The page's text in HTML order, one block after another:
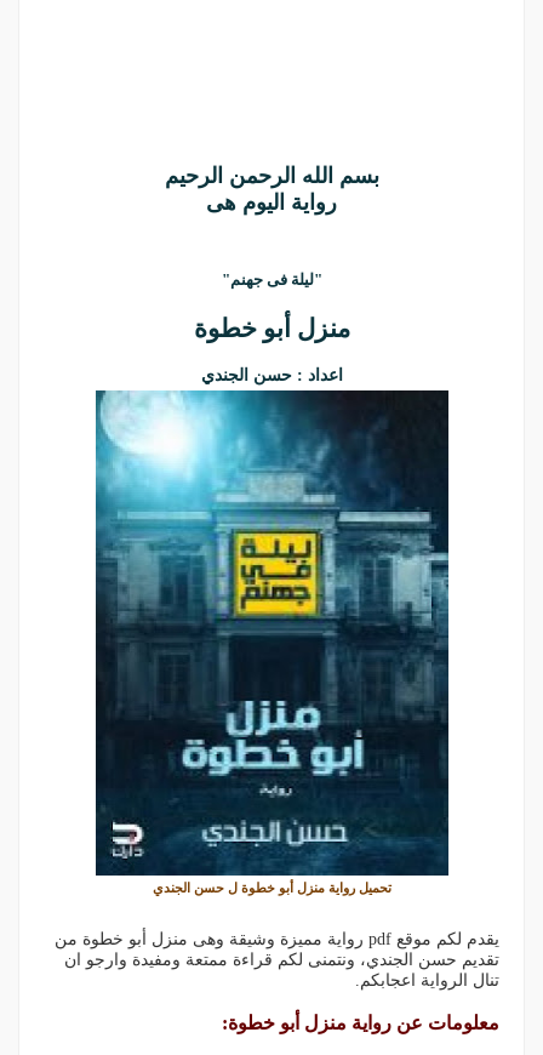
بسم الله الرحمن الرحيم
رواية اليوم هى
"ليلة فى جهنم"
منزل أبو خطوة
اعداد : حسن الجندي
تحميل رواية منزل أبو خطوة ل حسن الجندي
يقدم لكم موقع pdf رواية مميزة وشيقة وهى منزل أبو خطوة من
تقديم حسن الجندي، ونتمنى لكم قراءة ممتعة ومفيدة وارجو ان
تنال الرواية اعجابكم.
معلومات عن رواية منزل أبو خطوة: